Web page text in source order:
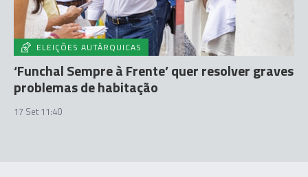
ELEIÇÕES AUTÁRQUICAS
‘Funchal Sempre à Frente’ quer resolver graves
problemas de habitação
17 Set 11:40